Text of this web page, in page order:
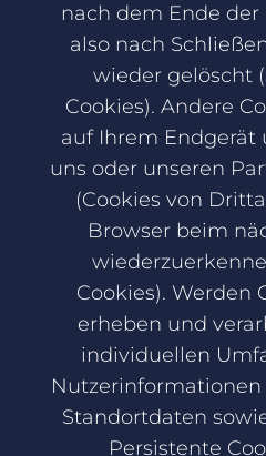
nach dem Ende
also nach
wieder gelöscht
Cookies). Andere
auf Ihrem
uns oder unseren
(Cookies von
Browser beim
Cookies). Werden
erheben und
individuellen
Standortdaten
Persistente